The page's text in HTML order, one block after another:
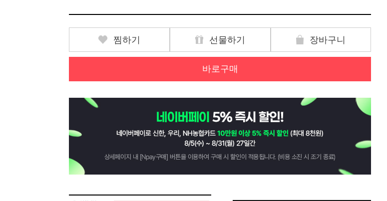
찜하기 선물하기 장바구니
바로구매